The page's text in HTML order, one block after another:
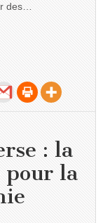
des…
: la
pour la